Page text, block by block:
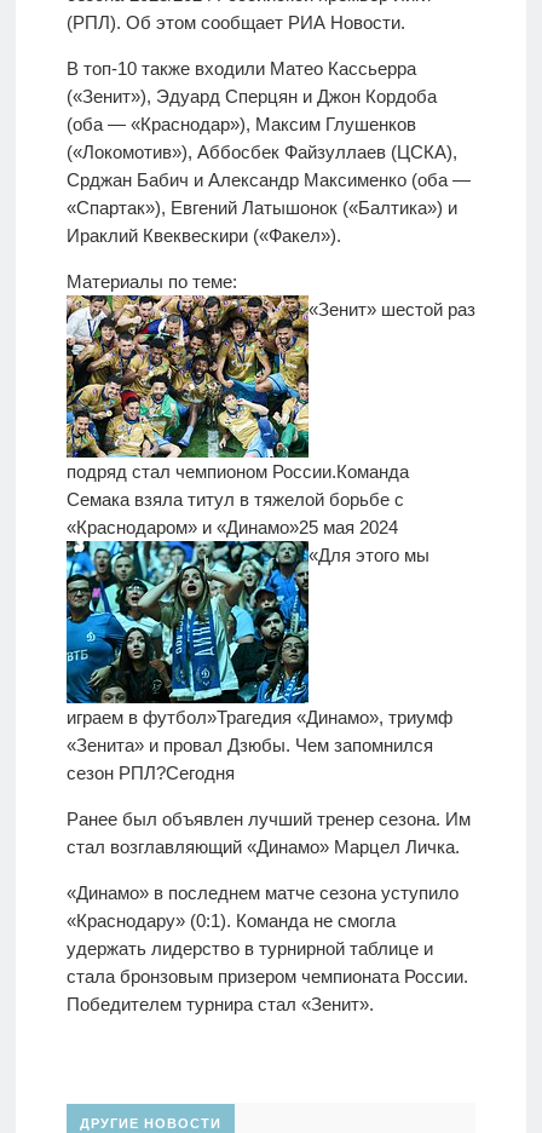
(РПЛ). Об этом сообщает РИА Новости.
В топ-10 также входили Матео Кассьерра
(«Зенит»), Эдуард Сперцян и Джон Кордоба
(оба — «Краснодар»), Максим Глушенков
(«Локомотив»), Аббосбек Файзуллаев (ЦСКА),
Срджан Бабич и Александр Максименко (оба —
«Спартак»), Евгений Латышонок («Балтика») и
Ираклий Квеквескири («Факел»).
Материалы по теме:
«Зенит» шестой раз
подряд стал чемпионом России.Команда
Семака взяла титул в тяжелой борьбе с
«Краснодаром» и «Динамо»25 мая 2024
«Для этого мы
играем в футбол»Трагедия «Динамо», триумф
«Зенита» и провал Дзюбы. Чем запомнился
сезон РПЛ?Сегодня
Ранее был объявлен лучший тренер сезона. Им
стал возглавляющий «Динамо» Марцел Личка.
«Динамо» в последнем матче сезона уступило
«Краснодару» (0:1). Команда не смогла
удержать лидерство в турнирной таблице и
стала бронзовым призером чемпионата России.
Победителем турнира стал «Зенит».
ДРУГИЕ НОВОСТИ